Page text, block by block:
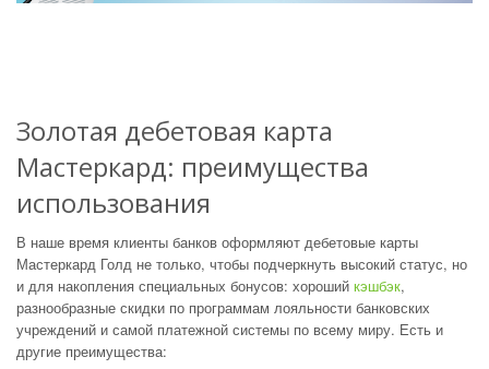
Золотая дебетовая карта
Мастеркард: преимущества
использования
В наше время клиенты банков оформляют дебетовые карты
Мастеркард Голд не только, чтобы подчеркнуть высокий статус, но
и для накопления специальных бонусов: хороший кэшбэк,
разнообразные скидки по программам лояльности банковских
учреждений и самой платежной системы по всему миру. Есть и
другие преимущества: